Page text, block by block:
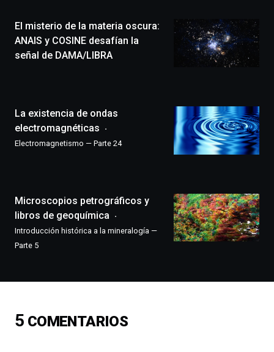
novena
edición
de
un
festival
monólogos,
exposiciones,
conferencias,
docufórums
y
ciencia
de
El misterio de la materia oscura:
ANAIS y COSINE desafían la
señal de DAMA/LIBRA
La existencia de ondas
electromagnéticas
Electromagnetismo — Parte 24
Microscopios petrográficos y
libros de geoquímica
Introducción histórica a la mineralogía —
Parte 5
5 COMENTARIOS